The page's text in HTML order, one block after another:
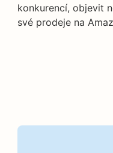
konkurencí, objevit
své prodeje na